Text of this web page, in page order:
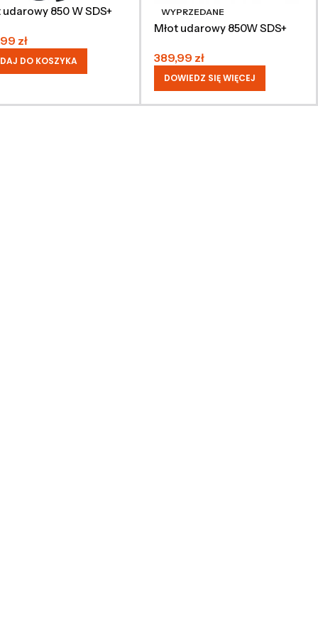
udarowy 850 W SDS+
zł
DO KOSZYKA
WYPRZEDANE
Młot udarowy 850W SDS+
389,99 zł
DOWIEDZ SIĘ WIĘCEJ